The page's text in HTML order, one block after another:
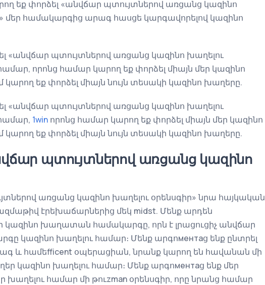
եք փորձել «անվճար պտույտներով առցանց կազինո
մեր համակարգից արագ հասցե կարգավորելով կազինո
«անվճար պտույտներով առցանց կազինո խաղելու
որոնց համար կարող եք փորձել միայն մեր կազինո
եք փորձել միայն նույն տեսակի կազինո խաղերը.
«անվճար պտույտներով առցանց կազինո խաղելու
1win որոնց համար կարող եք փորձել միայն մեր կազինո
եք փորձել միայն նույն տեսակի կազինո խաղերը.
պտույտներով առցանց կազինո
առցանց կազինո խաղելու օրենսգիր» նրա հայկական
էրեխաճարներից մեկ midst. Մենք արդեն
կազինո խաղատան համակարգը, որն է լրացուցիչ անվճար
կազինո խաղելու համար։ Մենք արգոментаց ենք ընտրել
և համեfficent օպերացիան, նրանք կարող են հավանան մի
կազինո խաղելու համար։ Մենք արգոментаց ենք մեր
համար մի թուzman օրենսգիր, որը նրանց համար